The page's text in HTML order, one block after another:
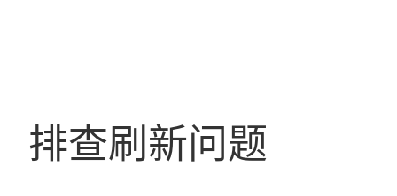
排查刷新问题